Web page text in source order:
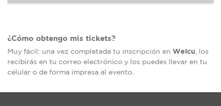
¿Cómo obtengo mis tickets?
Muy fácil: una vez completada tu inscripción en Welcu , los
recibirás en tu correo electrónico y los puedes llevar en tu
celular o de forma impresa al evento.